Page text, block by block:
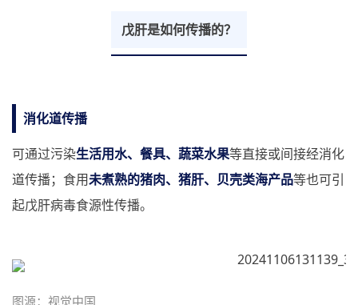
戊肝是如何传播的？
消化道传播
可通过污染生活用水、餐具、蔬菜水果等直接或间接经消化
道传播；食用未煮熟的猪肉、猪肝、贝壳类海产品等也可引
起戊肝病毒食源性传播。
图源：视觉中国